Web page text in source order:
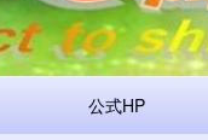
公式HP